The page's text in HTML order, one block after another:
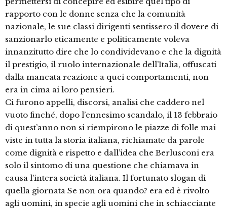
rapporto con le donne senza che la comunità
nazionale, le sue classi dirigenti sentissero il dovere di
sanzionarlo eticamente e politicamente voleva
innanzitutto dire che lo condividevano e che la dignità
il prestigio, il ruolo internazionale dell’Italia, offuscati
dalla mancata reazione a quei comportamenti, non
era in cima ai loro pensieri.
Ci furono appelli, discorsi, analisi che caddero nel
vuoto finché, dopo l’ennesimo scandalo, il 13 febbraio
di quest’anno non si riempirono le piazze di folle mai
viste in tutta la storia italiana, richiamate da parole
come dignità e rispetto e dall’idea che Berlusconi era
solo il sintomo di una questione che chiamava in
causa l’intera società italiana. Il fortunato slogan di
quella giornata Se non ora quando? era ed è rivolto
agli uomini, in specie agli uomini che in schiacciante